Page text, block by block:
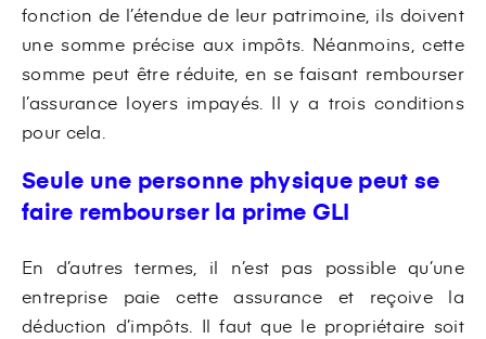
fonction de l’étendue de leur patrimoine, ils doivent
une somme précise aux impôts. Néanmoins, cette
somme peut être réduite, en se faisant rembourser
l’assurance loyers impayés. Il y a trois conditions
pour cela.
Seule une personne physique peut se
faire rembourser la prime GLI
En d’autres termes, il n’est pas possible qu’une
entreprise paie cette assurance et reçoive la
déduction d’impôts. Il faut que le propriétaire soit